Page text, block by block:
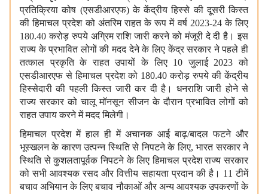
प्रतिक्रिया कोष (एसडीआरएफ) के केंद्रीय हिस्से की दूसरी किस्त
की हिमाचल प्रदेश को अंतरिम राहत के रूप में वर्ष 2023-24 के लिए
180.40 करोड़ रुपये अग्रिम राशि जारी करने को मंजूरी दे दी है। इस
राज्य के प्रभावित लोगों की मदद देने के लिए केंद्र सरकार ने पहले ही
तत्काल प्रकृति के राहत उपायों के लिए 10 जुलाई 2023 को
एसडीआरएफ से हिमाचल प्रदेश को 180.40 करोड़ रुपये की केंद्रीय
हिस्सेदारी की पहली किस्त जारी कर दी है। धनराशि जारी होने से
राज्य सरकार को चालू मॉनसून सीजन के दौरान प्रभावित लोगों को
राहत उपाय करने में मदद मिलेगी।
हिमाचल प्रदेश में हाल ही में अचानक आई बाढ़/बादल फटने और
भूस्खलन के कारण उत्पन्न स्थिति से निपटने के लिए, भारत सरकार ने
स्थिति से कुशलतापूर्वक निपटने के लिए हिमाचल प्रदेश राज्य सरकार
को सभी आवश्यक रसद और वित्तीय सहायता प्रदान की है। 11 टीमें
बचाव अभियान के लिए बचाव नौकाओं और अन्य आवश्यक उपकरणों के